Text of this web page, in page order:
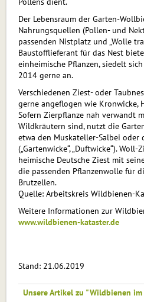
Der Lebensraum der Garten-
Nahrungsquellen (Pollen- und
passenden Nistplatz und „Wolle
Baustofflieferant für das Nest
einheimische Pflanzen, siedelt
2014 gerne an.
Verschiedenen Ziest- oder
gerne angeflogen wie Kronwicke,
Sofern Zierpflanze nah verwandt
Wildkräutern sind, nutzt die
etwa den Muskateller-Salbei oder
(„Gartenwicke“, „Duftwicke“).
heimische Deutsche Ziest mit
die passenden Pflanzenwolle für
Brutzellen.
Quelle: Arbeitskreis Wildbienen-
Weitere Informationen zur
www.wildbienen-kataster.de
Stand: 21.06.2019
Unsere Artikel zu "Wildbienen im